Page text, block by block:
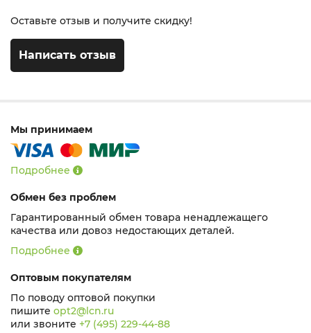
Оставьте отзыв и получите скидку!
Написать отзыв
Мы принимаем
Подробнее
Обмен без проблем
Гарантированный обмен товара ненадлежащего
качества или довоз недостающих деталей.
Подробнее
Оптовым покупателям
По поводу оптовой покупки
пишите opt2@lcn.ru
или звоните +7 (495) 229-44-88